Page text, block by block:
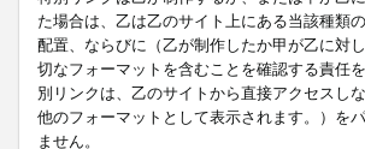
た場合は、乙は乙のサイト上にある当該種類
配置、ならびに（乙が制作したか甲が乙に対
切なフォーマットを含むことを確認する責任
別リンクは、乙のサイトから直接アクセスし
他のフォーマットとして表示されます。）を
ません。